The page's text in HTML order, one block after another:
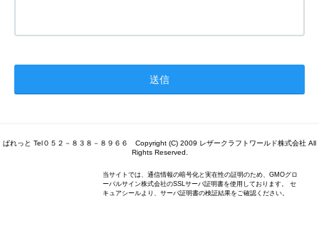
ぱれっと Tel０５２－８３８－８９６６ Copyright (C) 2009 レザークラフトワールド株式会社 All
Rights Reserved.
当サイトでは、通信情報の暗号化と実在性の証明のため、GMOグロ
ーバルサイン株式会社のSSLサーバ証明書を使用しております。 セ
キュアシールより、サーバ証明書の検証結果をご確認ください。